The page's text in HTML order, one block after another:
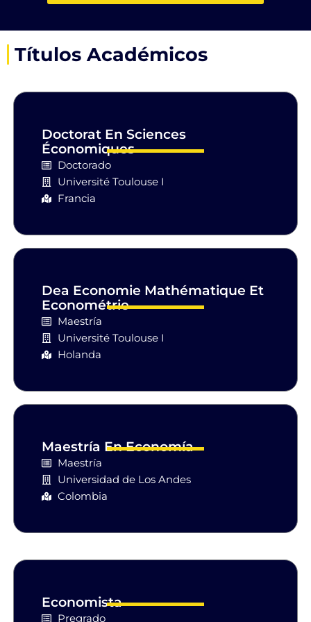
Títulos Académicos
Doctorat En Sciences
Économiques
Doctorado
Université Toulouse I
Francia
Dea Economie Mathématique Et
Econométrie
Maestría
Université Toulouse I
Holanda
Maestría En Economía
Maestría
Universidad de Los Andes
Colombia
Economista
Pregrado